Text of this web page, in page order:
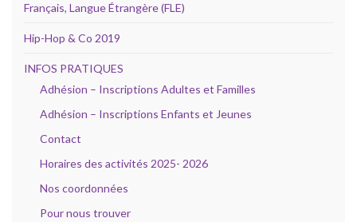
Français, Langue Étrangère (FLE)
Hip-Hop & Co 2019
INFOS PRATIQUES
Adhésion – Inscriptions Adultes et Familles
Adhésion – Inscriptions Enfants et Jeunes
Contact
Horaires des activités 2025- 2026
Nos coordonnées
Pour nous trouver